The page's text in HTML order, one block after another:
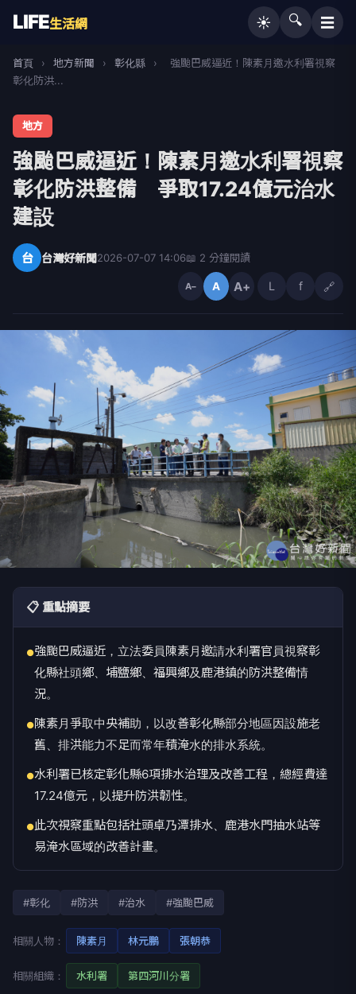
LIFE生活網 ☀️ 🔍 ☰
首頁 › 地方新聞 › 彰化縣 ›
強颱巴威逼近！陳素月邀水利署視察
彰化防洪...
地方
強颱巴威逼近！陳素月邀水利署視察
彰化防洪整備 爭取17.24億元治水
建設
台 台灣好新聞2026-07-07 14:06📖 2 分鐘閱讀
A− A A+ L f 🔗
📋 重點摘要
●強颱巴威逼近，立法委員陳素月邀請水利署官員視察彰
化縣社頭鄉、埔鹽鄉、福興鄉及鹿港鎮的防洪整備情
況。
●陳素月爭取中央補助，以改善彰化縣部分地區因設施老
舊、排洪能力不足而常年積淹水的排水系統。
●水利署已核定彰化縣6項排水治理及改善工程，總經費達
17.24億元，以提升防洪韌性。
●此次視察重點包括社頭卓乃潭排水、鹿港水門抽水站等
易淹水區域的改善計畫。
#彰化 #防洪 #治水 #強颱巴威
相關人物： 陳素月 林元鵬 張朝恭
相關組織： 水利署 第四河川分署